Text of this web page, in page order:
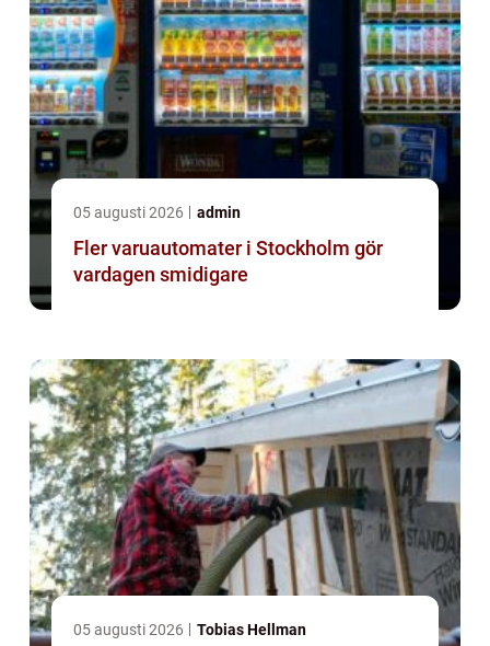
05 augusti 2026 admin
Fler varuautomater i Stockholm gör
vardagen smidigare
05 augusti 2026 Tobias Hellman